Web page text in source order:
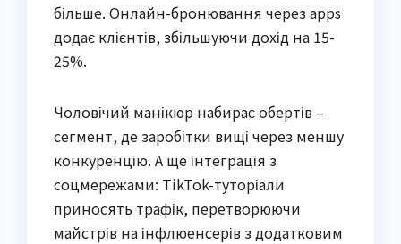
більше. Онлайн-бронювання через apps
додає клієнтів, збільшуючи дохід на 15-
25%.
Чоловічий манікюр набирає обертів –
сегмент, де заробітки вищі через меншу
конкуренцію. А ще інтеграція з
соцмережами: TikTok-туторіали
приносять трафік, перетворюючи
майстрів на інфлюенсерів з додатковим